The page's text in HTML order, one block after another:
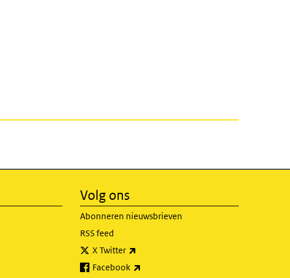
Volg ons
Abonneren nieuwsbrieven
RSS feed
X Twitter
Facebook